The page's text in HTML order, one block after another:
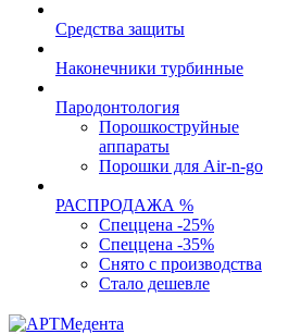
Средства защиты
Наконечники турбинные
Пародонтология
Порошкоструйные
аппараты
Порошки для Air-n-go
РАСПРОДАЖА %
Спеццена -25%
Спеццена -35%
Снято с производства
Стало дешевле